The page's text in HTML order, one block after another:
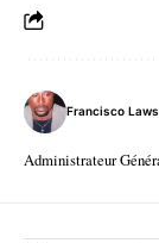
Francisco
Administrateur